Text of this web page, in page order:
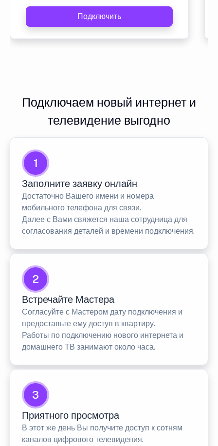
Подключить
Подключаем новый интернет и
телевидение выгодно
1
Заполните заявку онлайн
Достаточно Вашего имени и номера
мобильного телефона для связи.
Далее с Вами свяжется наша сотрудница для
согласования деталей и времени подключения.
2
Встречайте Мастера
Согласуйте с Мастером дату подключения и
предоставьте ему доступ в квартиру.
Работы по подключению нового интернета и
домашнего ТВ занимают около часа.
3
Приятного просмотра
В этот же день Вы получите доступ к сотням
каналов цифрового телевидения.